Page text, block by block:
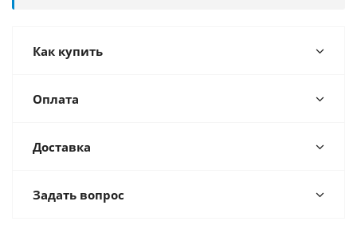
Как купить
Оплата
Доставка
Задать вопрос